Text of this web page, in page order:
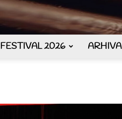
FESTIVAL 2026 ARHIVA